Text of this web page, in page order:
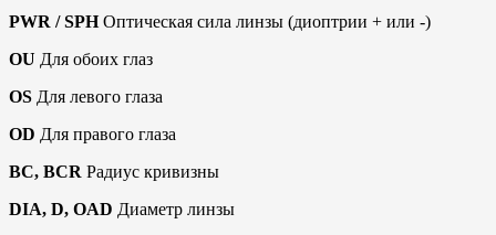
PWR / SPHОптическая сила линзы (диоптрии + или -)
OU Для обоих глаз
OS Для левого глаза
OD Для правого глаза
BC, BCR Радиус кривизны
DIA, D, OAD Диаметр линзы